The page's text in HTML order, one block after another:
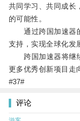
共同学习、共同成长
的可能性。
通过跨国加速器的
支持，实现全球化发
跨国加速器将继续
更多优秀创新项目走
#37#
评论